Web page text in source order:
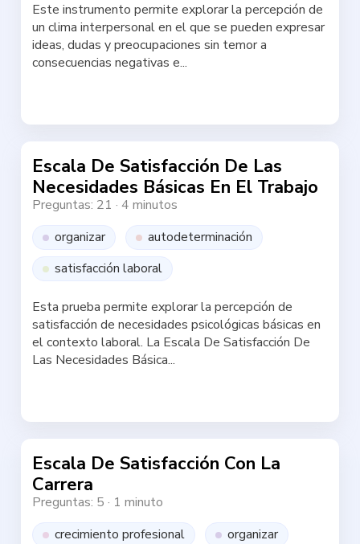
Este instrumento permite explorar la percepción de
un clima interpersonal en el que se pueden expresar
ideas, dudas y preocupaciones sin temor a
consecuencias negativas e...
Escala De Satisfacción De Las
Necesidades Básicas En El Trabajo
Preguntas: 21 ·4 minutos
organizar
autodeterminación
satisfacción laboral
Esta prueba permite explorar la percepción de
satisfacción de necesidades psicológicas básicas en
el contexto laboral. La Escala De Satisfacción De
Las Necesidades Básica...
Escala De Satisfacción Con La
Carrera
Preguntas: 5 · 1 minuto
crecimiento profesional
organizar